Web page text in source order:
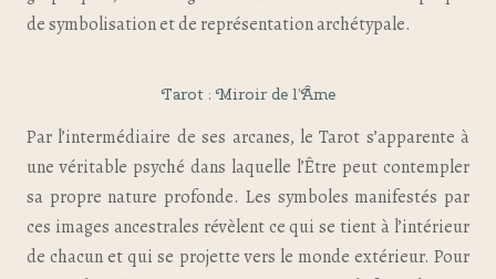
de symbolisation et de représentation archétypale.
Tarot : Miroir de l’Âme
Par l’intermédiaire de ses arcanes, le Tarot s’apparente à
une véritable psyché dans laquelle l’Être peut contempler
sa propre nature profonde. Les symboles manifestés par
ces images ancestrales révèlent ce qui se tient à l’intérieur
de chacun et qui se projette vers le monde extérieur. Pour